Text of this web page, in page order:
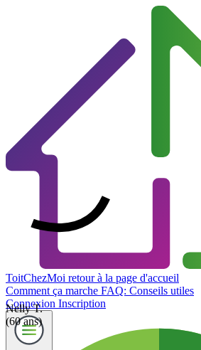
ToitChezMoi retour à la page d'accueil
Comment ça marche FAQ: Conseils utiles
Connexion Inscription
Nelly T.
(60 ans)